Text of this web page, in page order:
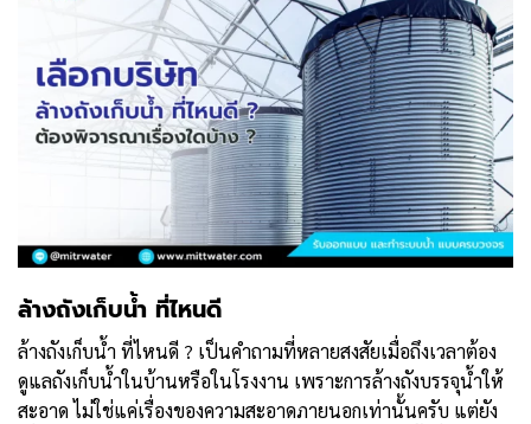
ล้างถังเก็บน้ำ ที่ไหนดี
ล้างถังเก็บน้ำ ที่ไหนดี ? เป็นคำถามที่หลายสงสัยเมื่อถึงเวลาต้อง
ดูแลถังเก็บน้ำในบ้านหรือในโรงงาน เพราะการล้างถังบรรจุน้ำให้
สะอาด ไม่ใช่แค่เรื่องของความสะอาดภายนอกเท่านั้นครับ แต่ยัง